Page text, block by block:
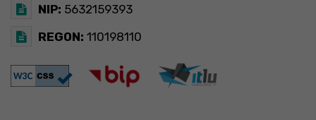
NIP: 5632159393
REGON: 110198110